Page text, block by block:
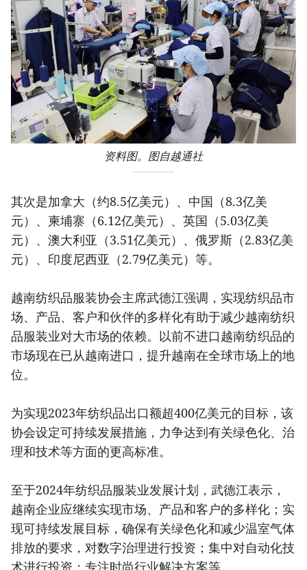
资料图。图自越通社
其次是加拿大（约8.5亿美元）、中国（8.3亿美
元）、柬埔寨（6.12亿美元）、英国（5.03亿美
元）、澳大利亚（3.51亿美元）、俄罗斯（2.83亿美
元）、印度尼西亚（2.79亿美元）等。
越南纺织品服装协会主席武德江强调，实现纺织品市
场、产品、客户和伙伴的多样化有助于减少越南纺织
品服装业对大市场的依赖。以前不进口越南纺织品的
市场现在已从越南进口，提升越南在全球市场上的地
位。
为实现2023年纺织品出口额超400亿美元的目标，该
协会设定可持续发展措施，力争达到有关绿色化、治
理和技术等方面的更高标准。
至于2024年纺织品服装业发展计划，武德江表示，
越南企业应继续实现市场、产品和客户的多样化；实
现可持续发展目标，确保有关绿色化和减少温室气体
排放的要求，对数字治理进行投资；集中对自动化技
术进行投资；专注时尚行业解决方案等。